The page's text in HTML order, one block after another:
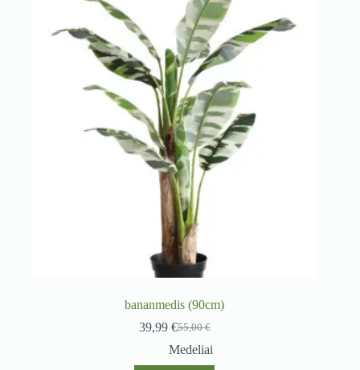
bananmedis (90cm)
55,00€
Original
price
was:
39,99 €Current
price
is:
Medeliai